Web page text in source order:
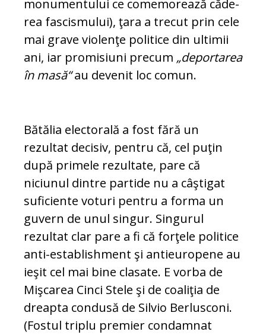
monu­men­tului ce comemorează căde­
rea fascismului), ţara a trecut prin cele
mai grave violenţe politice din ultimii
ani, iar pro­misiuni precum „deportarea
în masă“au de­venit loc comun.
Bătălia electorală a fost fără un
rezultat de­cisiv, pentru că, cel puţin
după primele re­zultate, pare că
niciunul dintre partide nu a câş­tigat
suficiente voturi pentru a forma un
guvern de unul singur. Singurul
rezultat clar pare a fi că forţele politice
anti-establishment şi antieuropene au
ieşit cel mai bine clasate. E vorba de
Mişcarea Cinci Stele şi de coaliţia de
dreapta condusă de Silvio Berlusconi.
(Fos­tul triplu premier condamnat